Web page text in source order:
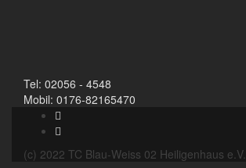
Tel: 02056 - 4548
Mobil: 0176-82165470
(c) 2022 TC Blau-Weiss 02 Heiligenhaus e.V.